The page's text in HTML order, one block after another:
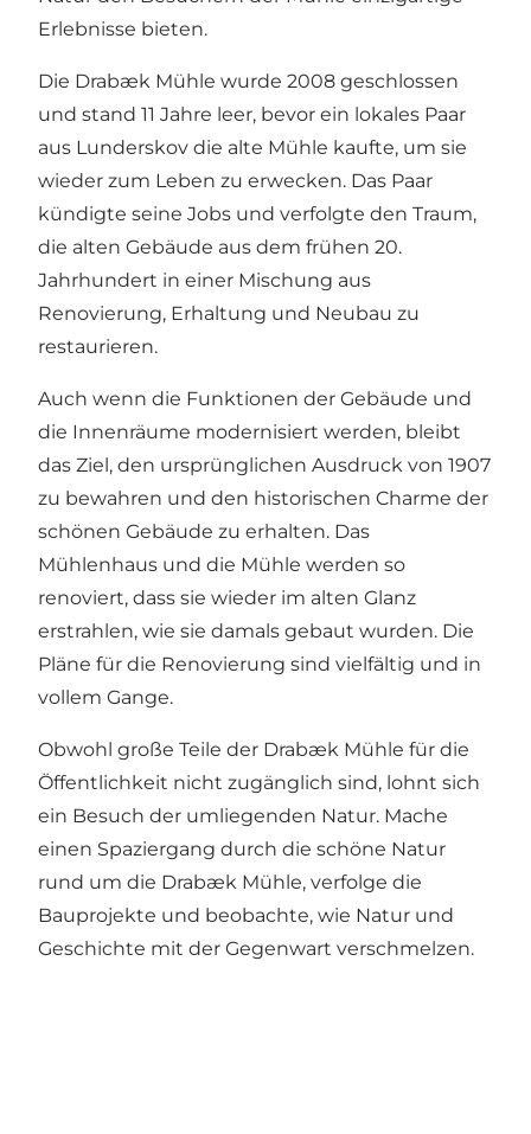
Erlebnisse bieten.
Die Drabæk Mühle wurde 2008 geschlossen
und stand 11 Jahre leer, bevor ein lokales Paar
aus Lunderskov die alte Mühle kaufte, um sie
wieder zum Leben zu erwecken. Das Paar
kündigte seine Jobs und verfolgte den Traum,
die alten Gebäude aus dem frühen 20.
Jahrhundert in einer Mischung aus
Renovierung, Erhaltung und Neubau zu
restaurieren.
Auch wenn die Funktionen der Gebäude und
die Innenräume modernisiert werden, bleibt
das Ziel, den ursprünglichen Ausdruck von 1907
zu bewahren und den historischen Charme der
schönen Gebäude zu erhalten. Das
Mühlenhaus und die Mühle werden so
renoviert, dass sie wieder im alten Glanz
erstrahlen, wie sie damals gebaut wurden. Die
Pläne für die Renovierung sind vielfältig und in
vollem Gange.
Obwohl große Teile der Drabæk Mühle für die
Öffentlichkeit nicht zugänglich sind, lohnt sich
ein Besuch der umliegenden Natur. Mache
einen Spaziergang durch die schöne Natur
rund um die Drabæk Mühle, verfolge die
Bauprojekte und beobachte, wie Natur und
Geschichte mit der Gegenwart verschmelzen.